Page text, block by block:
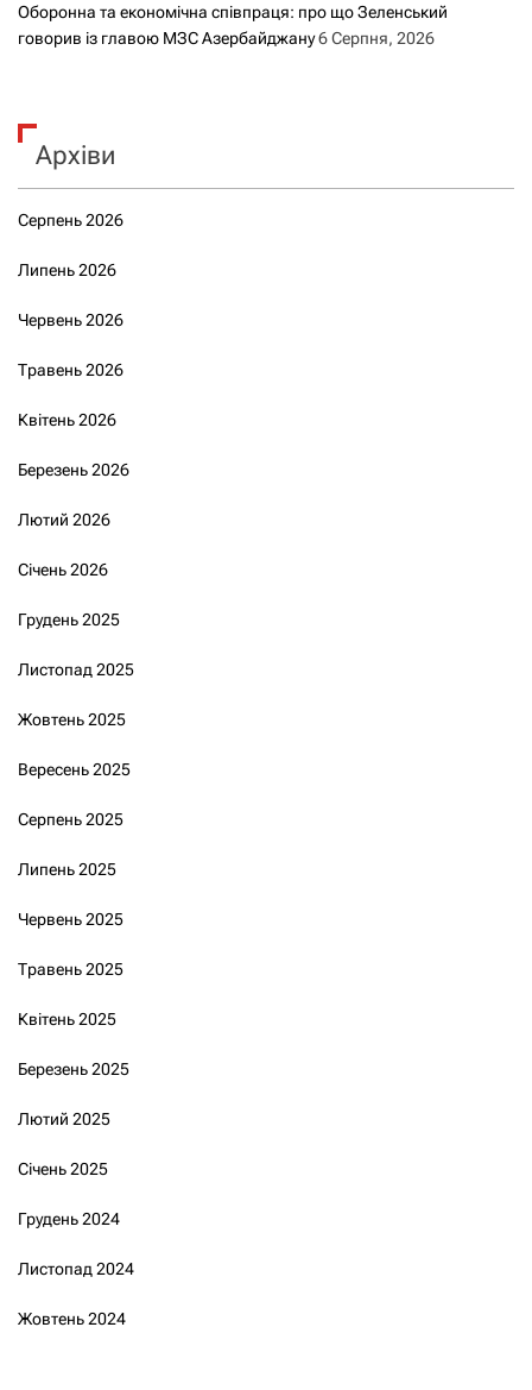
Оборонна та економічна співпраця: про що Зеленський
говорив із главою МЗС Азербайджану6 Серпня, 2026
Архіви
Серпень 2026
Липень 2026
Червень 2026
Травень 2026
Квітень 2026
Березень 2026
Лютий 2026
Січень 2026
Грудень 2025
Листопад 2025
Жовтень 2025
Вересень 2025
Серпень 2025
Липень 2025
Червень 2025
Травень 2025
Квітень 2025
Березень 2025
Лютий 2025
Січень 2025
Грудень 2024
Листопад 2024
Жовтень 2024